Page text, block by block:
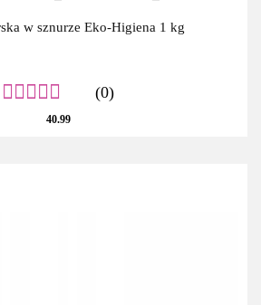
w sznurze Eko-Higiena 1 kg
(0)
40.99